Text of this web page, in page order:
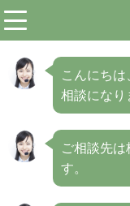
こんにちは
相談になり
ご相談先は
す。